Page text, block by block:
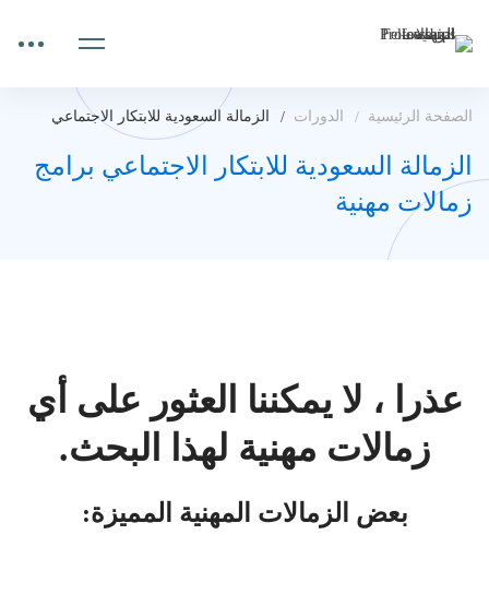
الصفحة الرئيسية الدورات الزمالة السعودية للابتكار الاجتماعي
الزمالة السعودية للابتكار الاجتماعي برامج
زمالات مهنية
عذرا ، لا يمكننا العثور على أي
زمالات مهنية لهذا البحث.
بعض الزمالات المهنية المميزة: